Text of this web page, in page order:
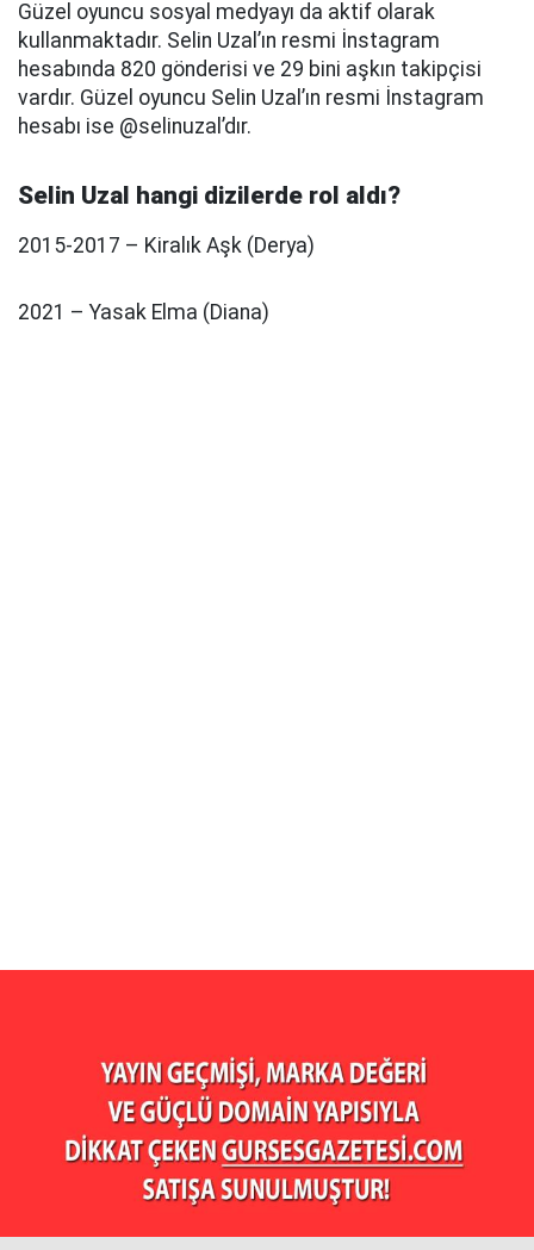
Güzel oyuncu sosyal medyayı da aktif olarak
kullanmaktadır. Selin Uzal’ın resmi İnstagram
hesabında 820 gönderisi ve 29 bini aşkın takipçisi
vardır. Güzel oyuncu Selin Uzal’ın resmi İnstagram
hesabı ise @selinuzal’dır.
Selin Uzal hangi dizilerde rol aldı?
2015-2017 – Kiralık Aşk (Derya)
2021 – Yasak Elma (Diana)